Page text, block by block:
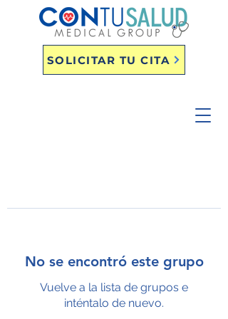
SOLICITAR TU CITA
No se encontró este grupo
Vuelve a la lista de grupos e
inténtalo de nuevo.